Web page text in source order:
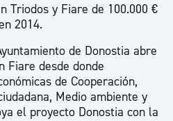
Triodos y Fiare de 100.000 €
2014.
de Donostia abre
Fiare desde donde
de Cooperación,
Medio ambiente y
el proyecto Donostia con la